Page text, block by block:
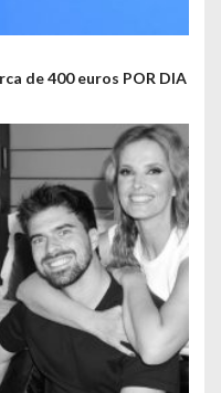
de 400 euros POR DIA